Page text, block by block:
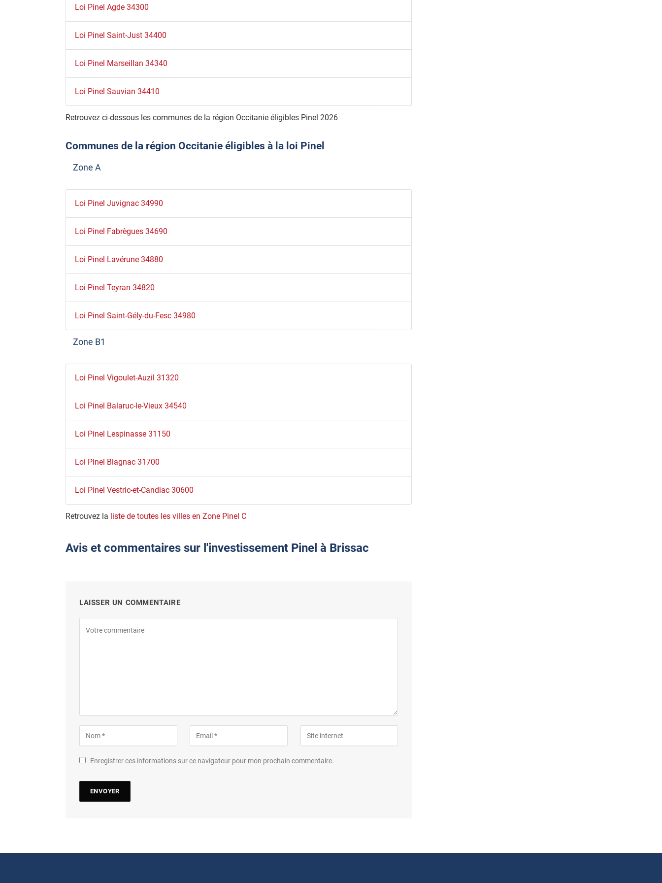
Loi Pinel Agde 34300
Loi Pinel Saint-Just 34400
Loi Pinel Marseillan 34340
Loi Pinel Sauvian 34410
Retrouvez ci-dessous les communes de la région Occitanie éligibles Pinel 2026
Communes de la région Occitanie éligibles à la loi Pinel
Zone A
Loi Pinel Juvignac 34990
Loi Pinel Fabrègues 34690
Loi Pinel Lavérune 34880
Loi Pinel Teyran 34820
Loi Pinel Saint-Gély-du-Fesc 34980
Zone B1
Loi Pinel Vigoulet-Auzil 31320
Loi Pinel Balaruc-le-Vieux 34540
Loi Pinel Lespinasse 31150
Loi Pinel Blagnac 31700
Loi Pinel Vestric-et-Candiac 30600
Retrouvez la liste de toutes les villes en Zone Pinel C
Avis et commentaires sur l'investissement Pinel à Brissac
LAISSER UN COMMENTAIRE
Enregistrer ces informations sur ce navigateur pour mon prochain commentaire.